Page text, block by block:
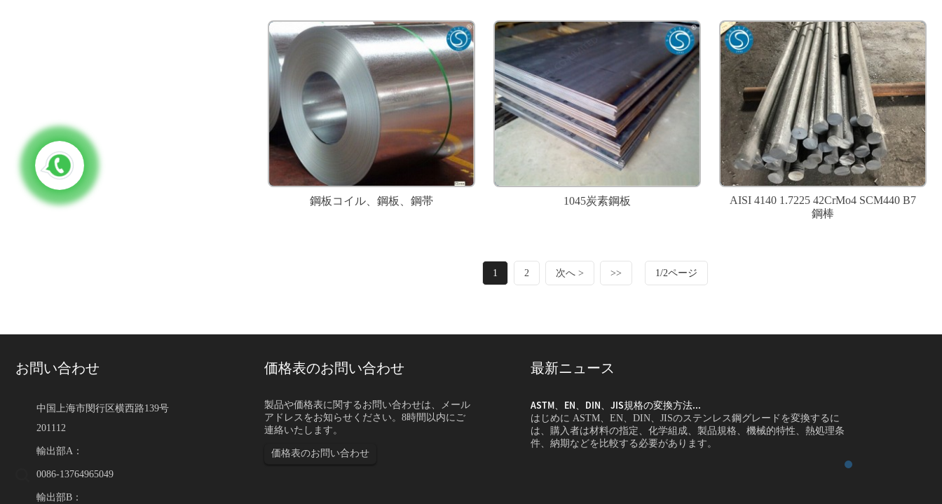
鋼板コイル、鋼板、鋼帯 1045炭素鋼板
AISI 4140 1.7225 42CrMo4 SCM440 B7
鋼棒
1 2 次へ > >> 1/2ページ
お問い合わせ
中国上海市閔行区横西路139号
201112
輸出部A：
0086-13764965049
輸出部B：
価格表のお問い合わせ
製品や価格表に関するお問い合わせは、メール
アドレスをお知らせください。8時間以内にご
連絡いたします。
価格表のお問い合わせ
最新ニュース
ASTM、EN、DIN、JIS規格の変換方法...
はじめに ASTM、EN、DIN、JISのステンレス鋼グレードを変換するに
は、購入者は材料の指定、化学組成、製品規格、機械的特性、熱処理条
ASTM、EN、DIN、JIS規格の変換方法...
はじめに ASTM、EN、DIN、JISのステンレス鋼グレードを変換するに
は、購入者は材料の指定、化学組成、製品規格、機械的特性、熱処理条
件、納期などを比較する必要があります。